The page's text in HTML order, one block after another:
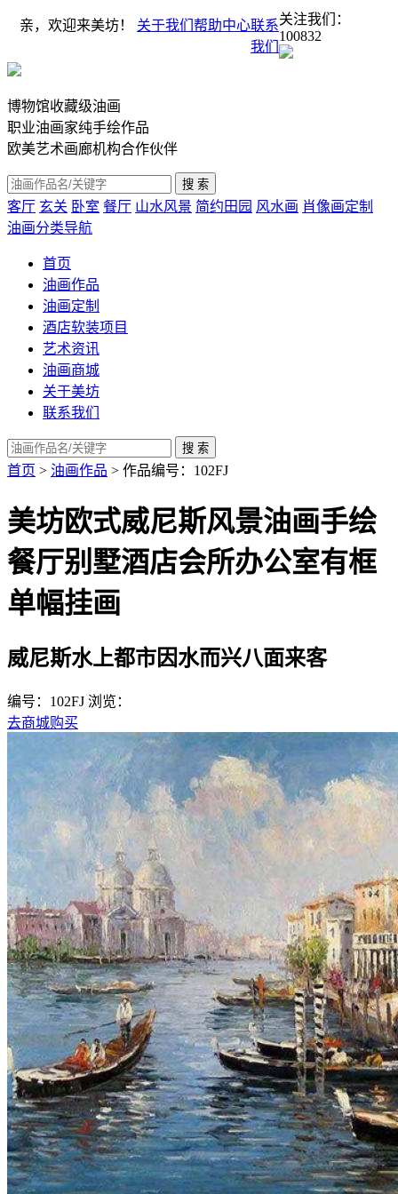
亲，欢迎来美坊！ 关于我们 帮助中心联系
我们
关注我们：
100832
博物馆收藏级油画
职业油画家纯手绘作品
欧美艺术画廊机构合作伙伴
客厅 玄关 卧室 餐厅 山水风景 简约田园 风水画 肖像画定制
油画分类导航
首页
油画作品
油画定制
酒店软装项目
艺术资讯
油画商城
关于美坊
联系我们
首页 > 油画作品 > 作品编号：102FJ
美坊欧式威尼斯风景油画手绘
餐厅别墅酒店会所办公室有框
单幅挂画
威尼斯水上都市因水而兴八面来客
编号：102FJ 浏览：
去商城购买